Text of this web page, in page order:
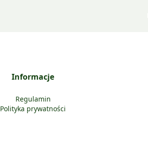
Informacje
Regulamin
Polityka prywatności